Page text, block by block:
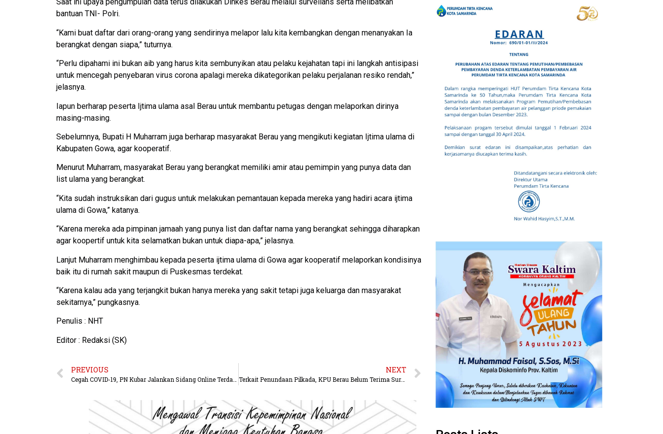
Saat ini upaya pengumpulan data terus dilakukan Dinkes Berau melalui surveilans serta melibatkan
bantuan TNI- Polri.
“Kami buat daftar dari orang-orang yang sendirinya melapor lalu kita kembangkan dengan menanyakan Ia
berangkat dengan siapa,” tuturnya.
“Perlu dipahami ini bukan aib yang harus kita sembunyikan atau pelaku kejahatan tapi ini langkah antisipasi
untuk mencegah penyebaran virus corona apalagi mereka dikategorikan pelaku perjalanan resiko rendah,”
jelasnya.
Iapun berharap peserta Ijtima ulama asal Berau untuk membantu petugas dengan melaporkan dirinya
masing-masing.
Sebelumnya, Bupati H Muharram juga berharap masyarakat Berau yang mengikuti kegiatan Ijtima ulama di
Kabupaten Gowa, agar kooperatif.
Menurut Muharram, masyarakat Berau yang berangkat memiliki amir atau pemimpin yang punya data dan
list ulama yang berangkat.
“Kita sudah instruksikan dari gugus untuk melakukan pemantauan kepada mereka yang hadiri acara ijtima
ulama di Gowa,” katanya.
“Karena mereka ada pimpinan jamaah yang punya list dan daftar nama yang berangkat sehingga diharapkan
agar koopertif untuk kita selamatkan bukan untuk diapa-apa,” jelasnya.
Lanjut Muharram menghimbau kepada peserta ijtima ulama di Gowa agar kooperatif melaporkan kondisinya
baik itu di rumah sakit maupun di Puskesmas terdekat.
“Karena kalau ada yang terjangkit bukan hanya mereka yang sakit tetapi juga keluarga dan masyarakat
sekitarnya,” pungkasnya.
Penulis : NHT
Editor : Redaksi (SK)
PREVIOUS NEXT
Terkait Penundaan Pilkada, KPU Berau Belum Terima Surat Resmi, Muharram Santai..?